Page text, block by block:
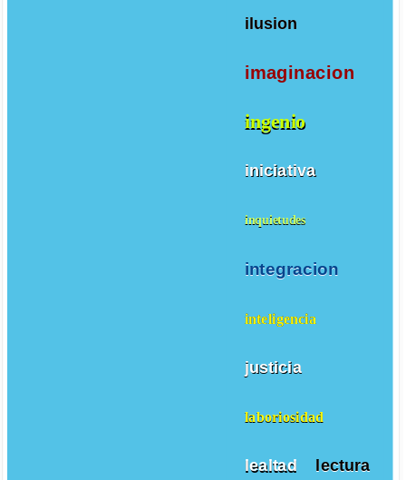
ilusion
imaginacion
ingenio
iniciativa
inquietudes
integracion
inteligencia
justicia
laboriosidad
lealtad lectura